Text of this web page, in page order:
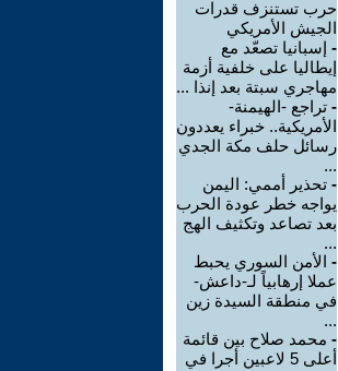
حرب تستنزف قدرات
الجيش الأمريكي
- إسبانيا تصعّد مع
إيطاليا على خلفية أزمة
مهاجري سبتة بعد إنذا ...
- تراجع -الهيمنة-
الأمريكية.. خبراء يعددون
رسائل حلف مكة الجدي
...
- تحذير أممي: اليمن
يواجه خطر عودة الحرب
بعد تصاعد وتكثيف الهج
...
- الأمن السوري يحبط
عملا إرهابياً لـ-داعش-
في منطقة السيدة زين
...
- محمد صلاح بين قائمة
أعلى 5 لاعبين أجرا في